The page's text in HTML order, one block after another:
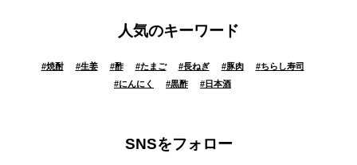
人気のキーワード
#焼酎 #生姜 #酢 #たまご #長ねぎ #豚肉 #ちらし寿司
#にんにく #黒酢 # 日本酒
SNSをフォロー